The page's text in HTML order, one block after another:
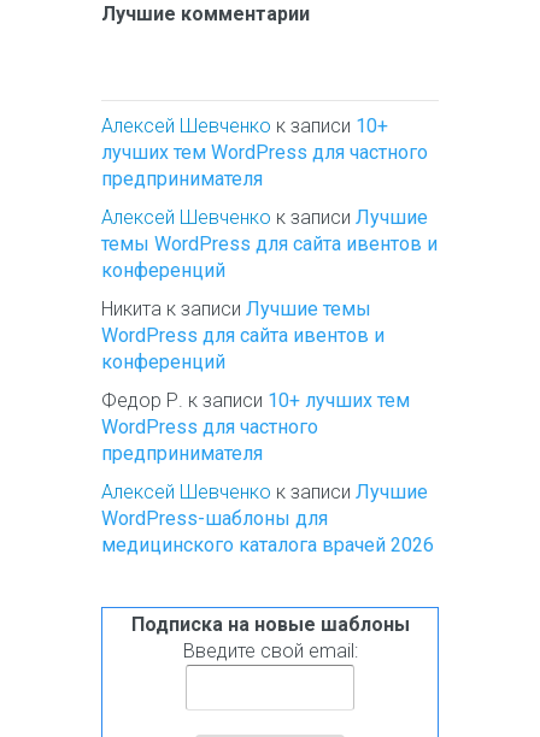
Лучшие комментарии
Алексей Шевченко к записи 10+
лучших тем WordPress для частного
предпринимателя
Алексей Шевченко к записи Лучшие
темы WordPress для сайта ивентов и
конференций
Никита к записи Лучшие темы
WordPress для сайта ивентов и
конференций
Федор Р. к записи 10+ лучших тем
WordPress для частного
предпринимателя
Алексей Шевченко к записи Лучшие
WordPress-шаблоны для
медицинского каталога врачей 2026
Подписка на новые шаблоны
Введите свой email: